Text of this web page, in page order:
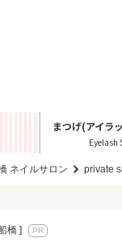
まつげ(アイラ
Eyelash
ネイルサロン private
橋 ]